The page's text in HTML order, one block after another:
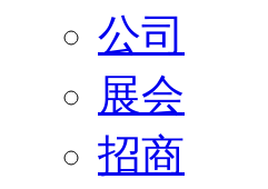
公司
展会
招商